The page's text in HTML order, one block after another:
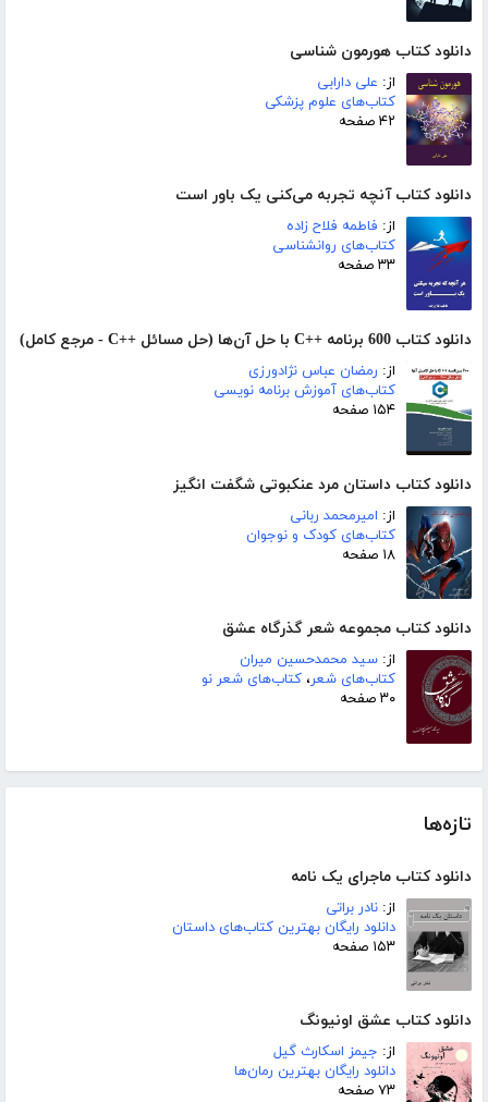
دانلود کتاب هورمون شناسی
از: علی دارابی
کتاب‌های علوم پزشکی
۴۲ صفحه
دانلود کتاب آنچه تجربه می‌کنی یک باور است
از: فاطمه فلاح زاده
کتاب‌های روانشناسی
۳۳ صفحه
دانلود کتاب 600 برنامه ++C با حل آن‌ها (حل مسائل ++C - مرجع کامل)
از: رمضان عباس نژادورزی
کتاب‌های آموزش برنامه نویسی
۱۵۴ صفحه
دانلود کتاب داستان مرد عنکبوتی شگفت انگیز
از: امیرمحمد ربانی
کتاب‌های کودک و نوجوان
۱۸ صفحه
دانلود کتاب مجموعه شعر گذرگاه عشق
از: سید محمدحسین میران
کتاب‌های شعر، کتاب‌های شعر نو
۳۰ صفحه
تازه‌ها
دانلود کتاب ماجرای یک نامه
از: نادر براتی
دانلود رایگان بهترین کتاب‌های داستان
۱۵۳ صفحه
دانلود کتاب عشق اونیونگ
از: جیمز اسکارث گیل
دانلود رایگان بهترین رمان‌ها
۷۳ صفحه